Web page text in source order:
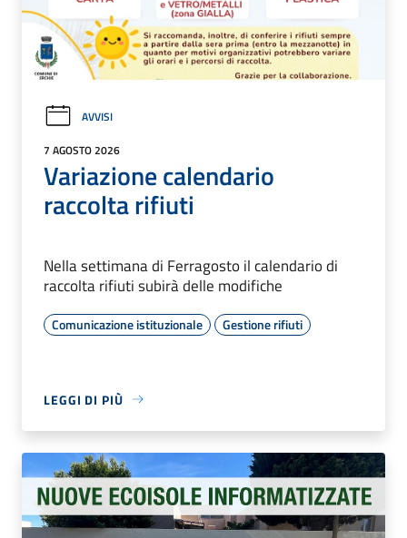
AVVISI
7 AGOSTO 2026
Variazione calendario
raccolta rifiuti
Nella settimana di Ferragosto il calendario di
raccolta rifiuti subirà delle modifiche
Comunicazione istituzionale Gestione rifiuti
LEGGI DI PIÙ